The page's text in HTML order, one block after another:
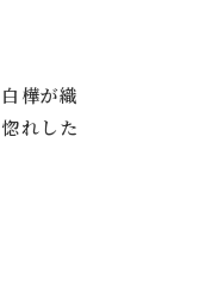
樺が織
れした